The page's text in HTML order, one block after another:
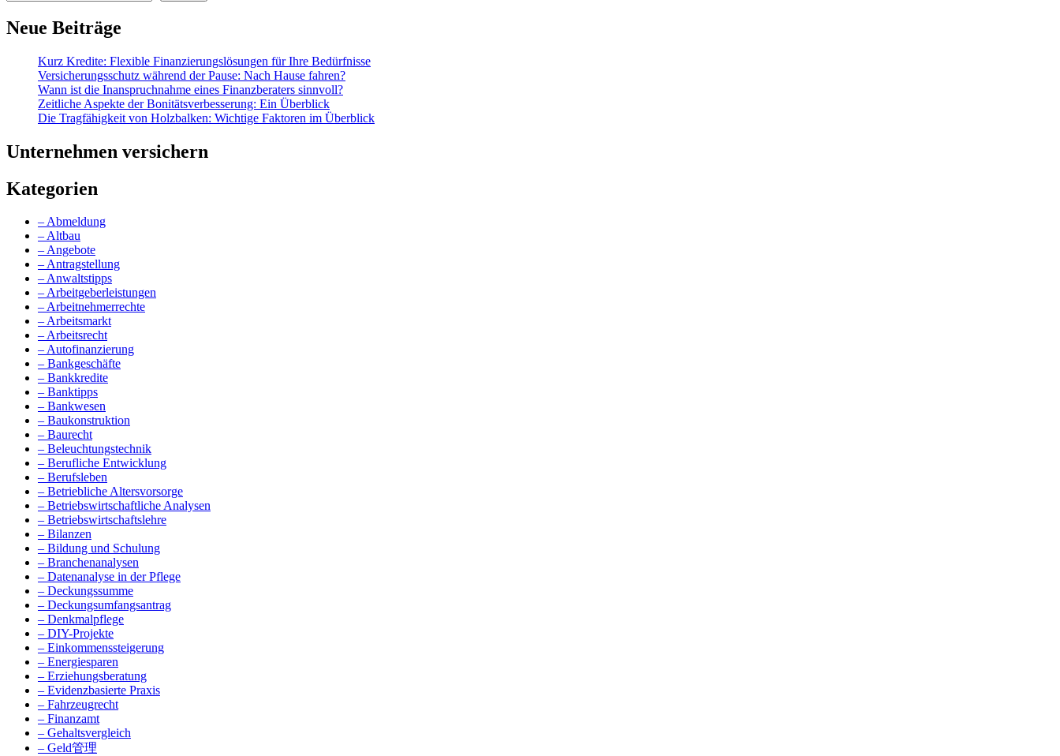
Neue Beiträge
Kurz Kredite: Flexible Finanzierungslösungen für Ihre Bedürfnisse
Versicherungsschutz während der Pause: Nach Hause fahren?
Wann ist die Inanspruchnahme eines Finanzberaters sinnvoll?
Zeitliche Aspekte der Bonitätsverbesserung: Ein Überblick
Die Tragfähigkeit von Holzbalken: Wichtige Faktoren im Überblick
Unternehmen versichern
Kategorien
– Abmeldung
– Altbau
– Angebote
– Antragstellung
– Anwaltstipps
– Arbeitgeberleistungen
– Arbeitnehmerrechte
– Arbeitsmarkt
– Arbeitsrecht
– Autofinanzierung
– Bankgeschäfte
– Bankkredite
– Banktipps
– Bankwesen
– Baukonstruktion
– Baurecht
– Beleuchtungstechnik
– Berufliche Entwicklung
– Berufsleben
– Betriebliche Altersvorsorge
– Betriebswirtschaftliche Analysen
– Betriebswirtschaftslehre
– Bilanzen
– Bildung und Schulung
– Branchenanalysen
– Datenanalyse in der Pflege
– Deckungssumme
– Deckungsumfangsantrag
– Denkmalpflege
– DIY-Projekte
– Einkommenssteigerung
– Energiesparen
– Erziehungsberatung
– Evidenzbasierte Praxis
– Fahrzeugrecht
– Finanzamt
– Gehaltsvergleich
– Geld管理